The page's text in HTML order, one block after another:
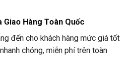
Giao Hàng Toàn Quốc
đến cho khách hàng mức giá tốt
chóng, miễn phí trên toàn